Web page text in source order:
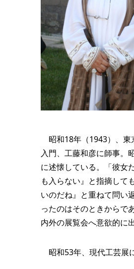
昭和18年（1943）、東
入門、工藤和彦に師事。
に述懐している。「彼女
も入らない』と指摘して
いのだね』と重ねて問い
ったのはそのときから
内外の展覧会へ意欲的に出
昭和53年、現代工芸展